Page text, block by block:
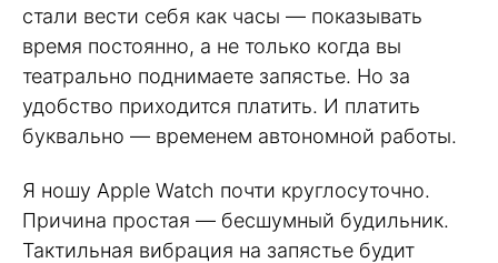
стали вести себя как часы — показывать
время постоянно, а не только когда вы
театрально поднимаете запястье. Но за
удобство приходится платить. И платить
буквально — временем автономной работы.
Я ношу Apple Watch почти круглосуточно.
Причина простая — бесшумный будильник.
Тактильная вибрация на запястье будит